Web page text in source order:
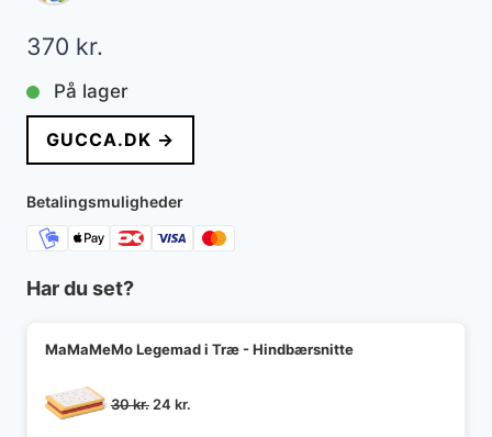
370 kr.
På lager
GUCCA.DK →
Betalingsmuligheder
Har du set?
MaMaMeMo Legemad i Træ - Hindbærsnitte
30kr. Den
24 kr.